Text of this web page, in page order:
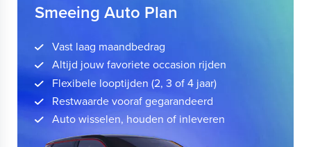
Smeeing Auto Plan
Vast laag maandbedrag
Altijd jouw favoriete occasion rijden
Flexibele looptijden (2, 3 of 4 jaar)
Restwaarde vooraf gegarandeerd
Auto wisselen, houden of inleveren